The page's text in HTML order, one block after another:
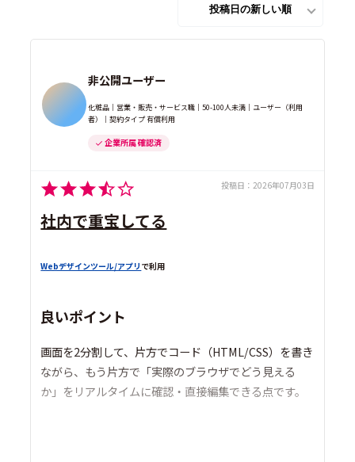
非公開ユーザー
化粧品｜営業・販売・サービス職｜50-100人未満｜ユーザー（利用
者）｜契約タイプ 有償利用
企業所属 確認済
投稿日： 2026年07月03日
社内で重宝してる
Webデザインツール/アプリ で利用
良いポイント
画面を2分割して、片方でコード（HTML/CSS）を書き
ながら、もう片方で「実際のブラウザでどう見える
か」をリアルタイムに確認・直接編集できる点です。